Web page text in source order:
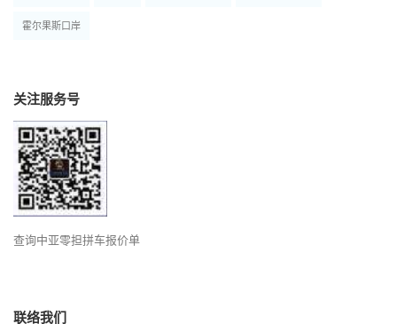
霍尔果斯口岸
关注服务号
查询中亚零担拼车报价单
联络我们